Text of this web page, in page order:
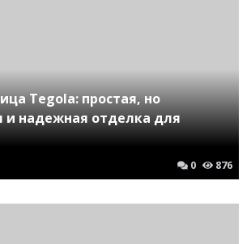
Tegola: простая, но
и надежная отделка для
0 876